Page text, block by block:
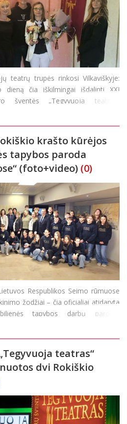
teatrų trupės rinkosi Vilkaviškyje:
dieną čia iškilmingai išdalinti XXI
šventės „Tegyvuoja teatras“
prilyginami net Holivudiniems
krašto kūrėjos
tapybos paroda
(foto+video) (0)
Respublikos Seimo rūmuose
žodžiai – čia oficialiai atidaryta
tapybos darbų paroda,
žolynuose“. Gamta, spalvų
teatras“
dvi Rokiškio